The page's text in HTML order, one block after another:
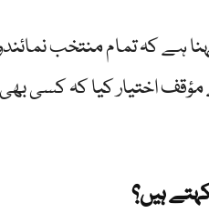
ہے کہ تمام منتخب
مؤقف اختیار کیا کہ کسی
ہیں؟